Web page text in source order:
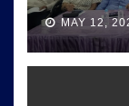
MAY 12,